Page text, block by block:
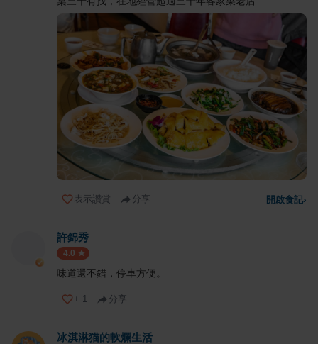
表示讚賞 分享 開啟食記›
許錦秀
4.0
味道還不錯，停車方便。
+ 1 分享
冰淇淋猫的軟爛生活